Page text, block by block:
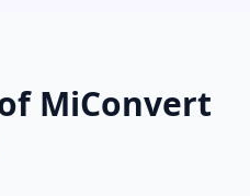
MiConvert